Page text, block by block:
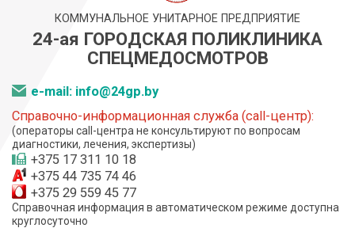
КОММУНАЛЬНОЕ УНИТАРНОЕ ПРЕДПРИЯТИЕ
24-ая ГОРОДСКАЯ ПОЛИКЛИНИКА
СПЕЦМЕДОСМОТРОВ
e-mail: info@24gp.by
Справочно-информационная служба (call-центр):
(операторы call-центра не консультируют по вопросам
диагностики, лечения, экспертизы)
+375 17 311 10 18
+375 44 735 74 46
+375 29 559 45 77
Справочная информация в автоматическом режиме доступна
круглосуточно